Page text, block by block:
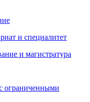
и специалитет
и магистратура
ограниченными